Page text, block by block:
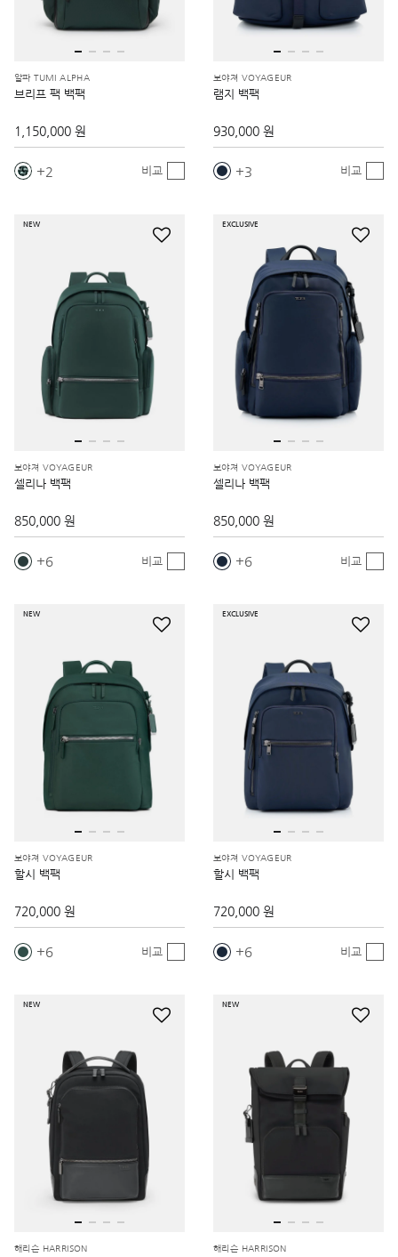
알파 TUMI ALPHA
브리프 팩 백팩
1,150,000 원
2 비교
보야져 VOYAGEUR
램지 백팩
930,000 원
3 비교
NEW
보야져 VOYAGEUR
셀리나 백팩
850,000 원
6 비교
EXCLUSIVE
보야져 VOYAGEUR
셀리나 백팩
850,000 원
6 비교
NEW
보야져 VOYAGEUR
할시 백팩
720,000 원
6 비교
EXCLUSIVE
보야져 VOYAGEUR
할시 백팩
720,000 원
6 비교
NEW
해리슨 HARRISON
NEW
해리슨 HARRISON